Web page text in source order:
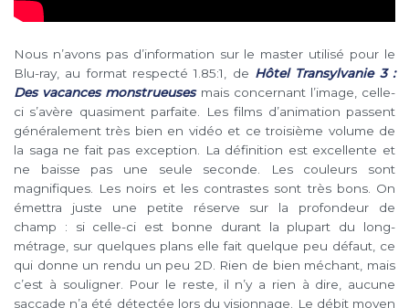
Nous n’avons pas d’information sur le master utilisé pour le
Blu-ray, au format respecté 1.85:1, de Hôtel Transylvanie 3 :
Des vacances monstrueusesmais concernant l’image, celle-
ci s’avère quasiment parfaite. Les films d’animation passent
généralement très bien en vidéo et ce troisième volume de
la saga ne fait pas exception. La définition est excellente et
ne baisse pas une seule seconde. Les couleurs sont
magnifiques. Les noirs et les contrastes sont très bons. On
émettra juste une petite réserve sur la profondeur de
champ : si celle-ci est bonne durant la plupart du long-
métrage, sur quelques plans elle fait quelque peu défaut, ce
qui donne un rendu un peu 2D. Rien de bien méchant, mais
c’est à souligner. Pour le reste, il n’y a rien à dire, aucune
saccade n’a été détectée lors du visionnage. Le débit moyen